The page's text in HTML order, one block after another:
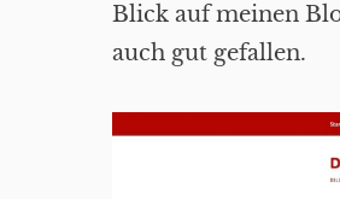
Blick auf meinen
auch gut gefallen.